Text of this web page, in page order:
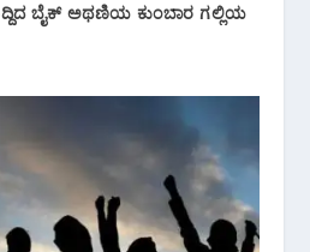
ಬೈಕ್ ಅಥಣಿಯ ಕುಂಬಾರ ಗಲ್ಲಿಯ